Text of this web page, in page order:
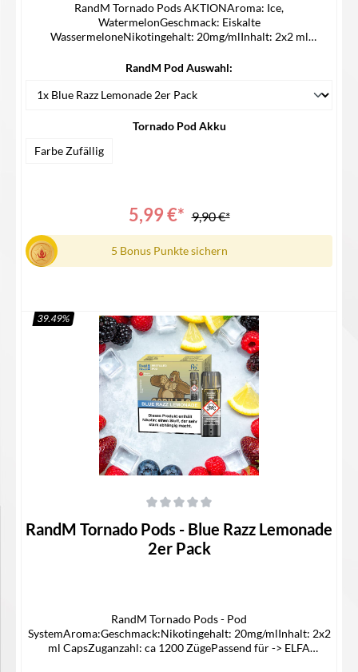
RandM Tornado Pods AKTIONAroma: Ice,
WatermelonGeschmack: Eiskalte
WassermeloneNikotingehalt: 20mg/mlInhalt: 2x2 ml
Device Kit1x Bedienungsanleitung
RandM Pod Auswahl:
Tornado Pod Akku
Farbe Zufällig
5,99 €* 9,90 €*
5 Bonus Punkte sichern
Details
39.49%
RandM Tornado Pods - Blue Razz Lemonade
2er Pack
RandM Tornado Pods - Pod
SystemAroma:Geschmack:Nikotingehalt: 20mg/mlInhalt: 2x2
ml CapsZuganzahl: ca 1200 ZügePassend für -> ELFA